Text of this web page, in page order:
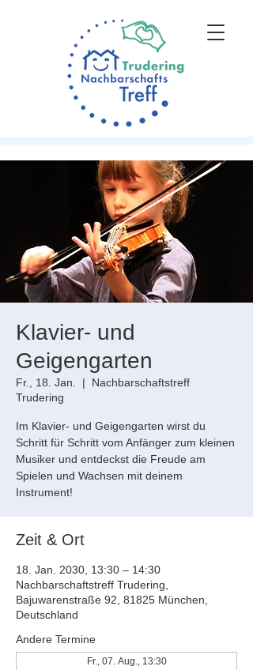
Klavier- und
Geigengarten
Fr., 18. Jan.
  |
Nachbarschaftstreff
Trudering
Im Klavier- und Geigengarten wirst du
Schritt für Schritt vom Anfänger zum kleinen
Musiker und entdeckst die Freude am
Spielen und Wachsen mit deinem
Instrument!
Zeit & Ort
18. Jan. 2030, 13:30 – 14:30
Nachbarschaftstreff Trudering,
Bajuwarenstraße 92, 81825 München,
Deutschland
Andere Termine
Fr., 07. Aug., 13:30